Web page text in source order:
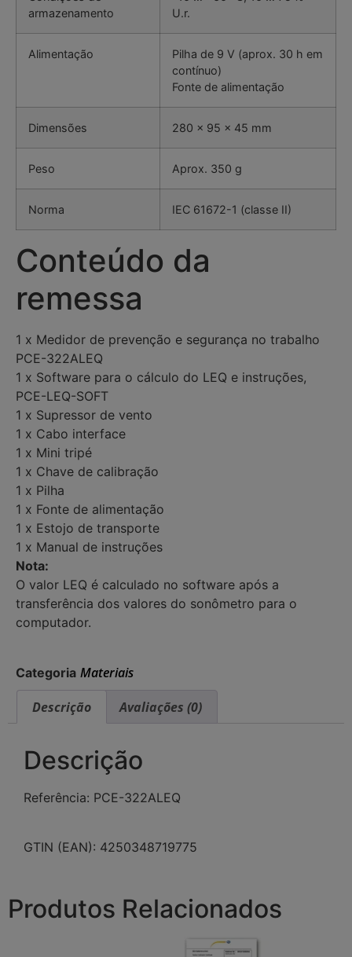
armazenamento
U.r.
Alimentação
Pilha de 9 V (aprox. 30 h em
contínuo)
Fonte de alimentação
Dimensões 280 x 95 x 45 mm
Peso Aprox. 350 g
Norma IEC 61672-1 (classe II)
Conteúdo da
remessa
1 x Medidor de prevenção e segurança no trabalho
PCE-322ALEQ
1 x Software para o cálculo do LEQ e instruções,
PCE-LEQ-SOFT
1 x Supressor de vento
1 x Cabo interface
1 x Mini tripé
1 x Chave de calibração
1 x Pilha
1 x Fonte de alimentação
1 x Estojo de transporte
1 x Manual de instruções
Nota:
O valor LEQ é calculado no software após a
transferência dos valores do sonômetro para o
computador.
Categoria Materiais
Descrição
Avaliações (0)
Descrição
Referência: PCE-322ALEQ
GTIN (EAN): 4250348719775
Produtos Relacionados